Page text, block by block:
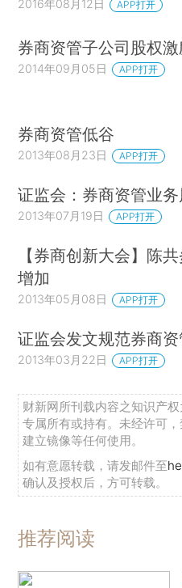
2016年08月12日 APP打开
券商资管子公司股权
2014年09月05日 APP打开
券商资管低谷
2013年08月23日 APP打开
证监会：券商资管业
2013年07月19日 APP打开
【券商创新大会】陈
增加
2013年05月08日 APP打开
证监会发文规范券商
2013年03月22日 APP打开
财新网所刊载内容之知识产
专属所有或持有。未经许可
建立镜像等任何使用。
如有意愿转载，请发邮件至
确认及授权后，方可转载。
推荐阅读